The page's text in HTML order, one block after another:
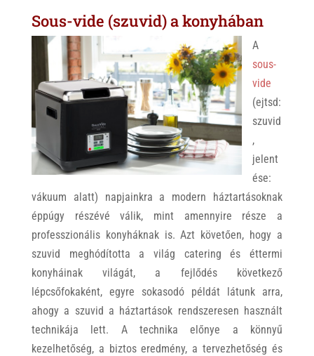
Sous-vide (szuvid) a konyhában
A
sous-
vide
(ejtsd:
szuvid
,
jelent
ése:
vákuum alatt) napjainkra a modern háztartásoknak
éppúgy részévé válik, mint amennyire része a
professzionális konyháknak is. Azt követően, hogy a
szuvid meghódította a világ catering és éttermi
konyháinak világát, a fejlődés következő
lépcsőfokaként, egyre sokasodó példát látunk arra,
ahogy a szuvid a háztartások rendszeresen használt
technikája lett. A technika előnye a könnyű
kezelhetőség, a biztos eredmény, a tervezhetőség és